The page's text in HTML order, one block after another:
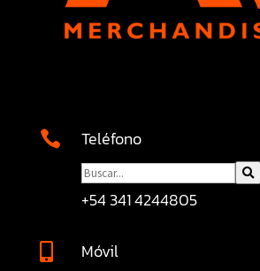
 Teléfono
+54 341 4244805
 Móvil